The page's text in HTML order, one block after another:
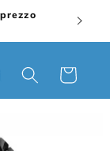
Carrello